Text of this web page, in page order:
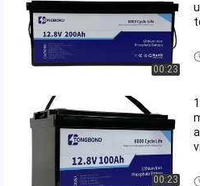
00:23
00:23